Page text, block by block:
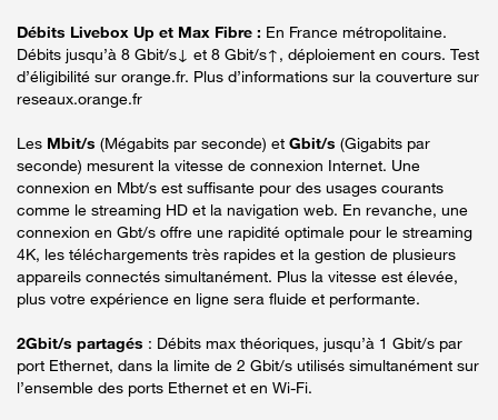
Débits Livebox Up et Max Fibre : En France métropolitaine.
Débits jusqu’à 8 Gbit/s↓ et 8 Gbit/s↑, déploiement en cours. Test
d’éligibilité sur orange.fr. Plus d’informations sur la couverture sur
reseaux.orange.fr
Les Mbit/s (Mégabits par seconde) et Gbit/s (Gigabits par
seconde) mesurent la vitesse de connexion Internet. Une
connexion en Mbt/s est suffisante pour des usages courants
comme le streaming HD et la navigation web. En revanche, une
connexion en Gbt/s offre une rapidité optimale pour le streaming
4K, les téléchargements très rapides et la gestion de plusieurs
appareils connectés simultanément. Plus la vitesse est élevée,
plus votre expérience en ligne sera fluide et performante.
2Gbit/s partagés : Débits max théoriques, jusqu’à 1 Gbit/s par
port Ethernet, dans la limite de 2 Gbit/s utilisés simultanément sur
l’ensemble des ports Ethernet et en Wi-Fi.